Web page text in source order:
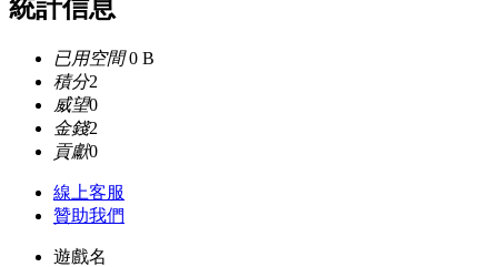
統計信息
已用空間0 B
積分2
威望0
金錢2
貢獻0
線上客服
贊助我們
遊戲名